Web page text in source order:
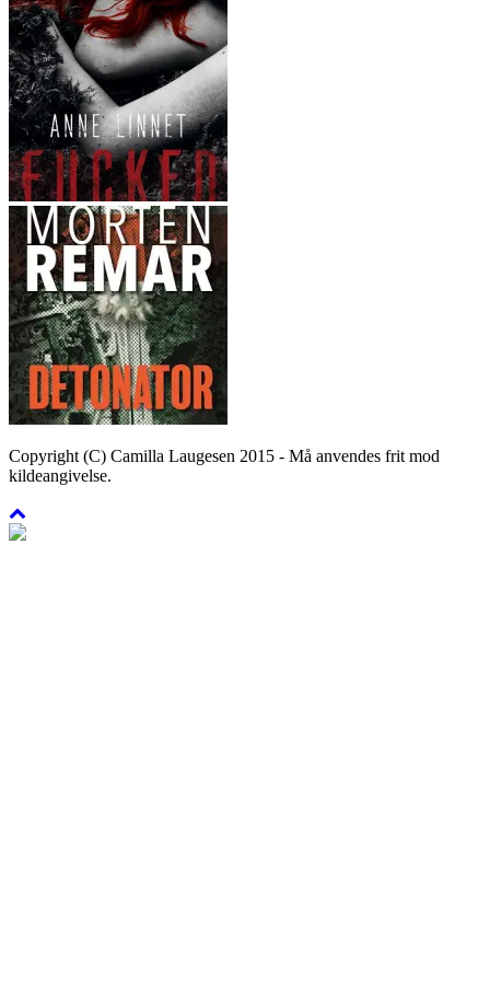
Copyright (C) Camilla Laugesen 2015 - Må anvendes frit mod
kildeangivelse.